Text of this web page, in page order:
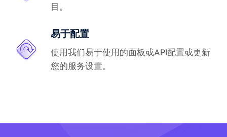
目。
易于配置
使用我们易于使用的面板或API配置或更新
您的服务设置。